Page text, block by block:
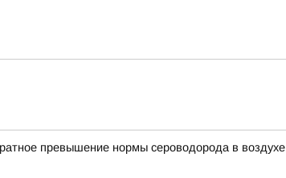
превышение нормы сероводорода в воздухе